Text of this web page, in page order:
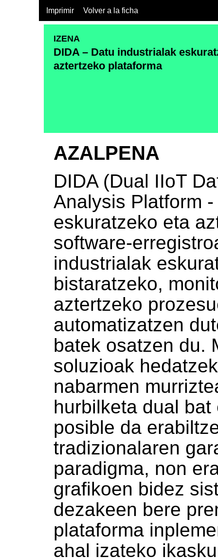
Imprimir Volver a la ficha
IZENA
DIDA – Datu industrialak
aztertzeko plataforma
AZALPENA
DIDA (Dual IIoT
Analysis Platform
eskuratzeko eta
software-
industrialak
bistaratzeko,
aztertzeko
automatizatzen
batek osatzen du.
soluzioak
nabarmen
hurbilketa dual
posible da
tradizionalaren
paradigma, non
grafikoen bidez
dezakeen bere
plataforma
ahal izateko